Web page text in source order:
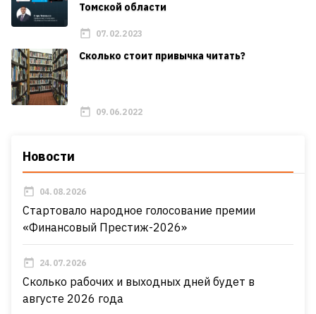
Томской области
07.02.2023
Сколько стоит привычка читать?
09.06.2022
Новости
04.08.2026
Стартовало народное голосование премии
«Финансовый Престиж-2026»
24.07.2026
Сколько рабочих и выходных дней будет в
августе 2026 года